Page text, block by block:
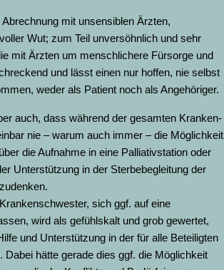
mit unsensiblen Ärzten,
Wut; zum Teil unversöhnlich und sehr
mit Ärzten um menschlichere Fürsorge und
und lässt einen nur hoffen, nie selbst
weder als Patient noch als Angehöriger.
auch, dass während der gesamten Kranken-
nie – warum auch immer – die Möglichkeit
die Aufnahme in eine Palliativstation oder
Unterstützung in der Sterbebegleitung der
sich ggf. auf eine
wird als gefühlskalt und grob gewertet,
und Unterstützung in der für alle Beteiligten
Dabei hätte gerade dies ggf. die Möglichkeit